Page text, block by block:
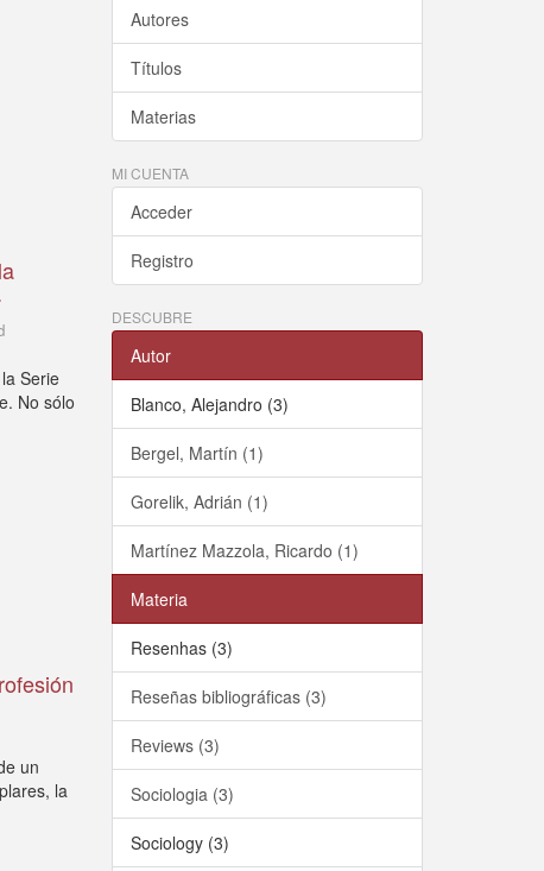
Serie
No sólo
un
la
Autores
Títulos
Materias
MI CUENTA
Acceder
Registro
DESCUBRE
Autor
Blanco, Alejandro (3)
Bergel, Martín (1)
Gorelik, Adrián (1)
Martínez Mazzola, Ricardo (1)
Materia
Resenhas (3)
Reseñas bibliográficas (3)
Reviews (3)
Sociologia (3)
Sociology (3)